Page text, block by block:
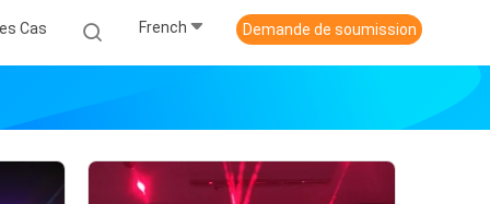
Cas French Demande de soumission